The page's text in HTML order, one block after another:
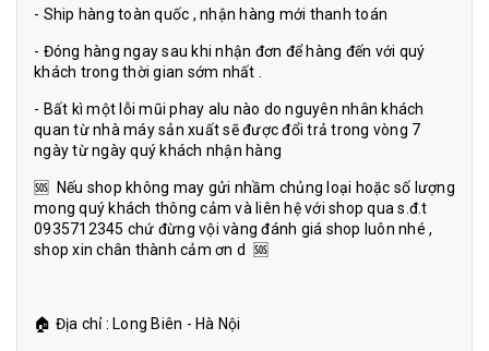
- Ship hàng toàn quốc , nhận hàng mới thanh toán
- Đóng hàng ngay sau khi nhận đơn để hàng đến với quý
khách trong thời gian sớm nhất .
- Bất kì một lỗi mũi phay alu nào do nguyên nhân khách
quan từ nhà máy sản xuất sẽ được đổi trả trong vòng 7
ngày từ ngày quý khách nhận hàng
🆘 Nếu shop không may gửi nhầm chủng loại hoặc số lượng
mong quý khách thông cảm và liên hệ với shop qua s.đ.t
0935712345 chứ đừng vội vàng đánh giá shop luôn nhé ,
shop xin chân thành cảm ơn d 🆘
🏠 Địa chỉ : Long Biên - Hà Nội